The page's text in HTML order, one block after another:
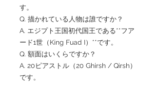
す。
Q. 描かれている人物は誰ですか？
A. エジプト王国初代国王である**フア
ード1世（King Fuad I）**です。
Q. 額面はいくらですか？
A. 20ピアストル（20 Ghirsh / Qirsh）
です。